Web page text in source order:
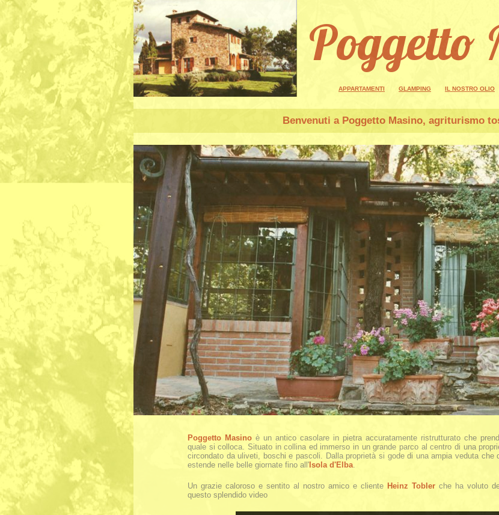
Poggetto
APPARTAMENTI GLAMPING IL NOSTRO OLIO
Benvenuti a Poggetto Masino, agriturismo
Poggetto Masino è un antico casolare in pietra accuratamente ristrutturato che
quale si colloca. Situato in collina ed immerso in un grande parco al centro di una
circondato da uliveti, boschi e pascoli. Dalla proprietà si gode di una ampia veduta
estende nelle belle giornate fino all'Isola d'Elba
Un grazie caloroso e sentito al nostro amico e cliente Heinz Tobler che ha voluto
questo splendido video